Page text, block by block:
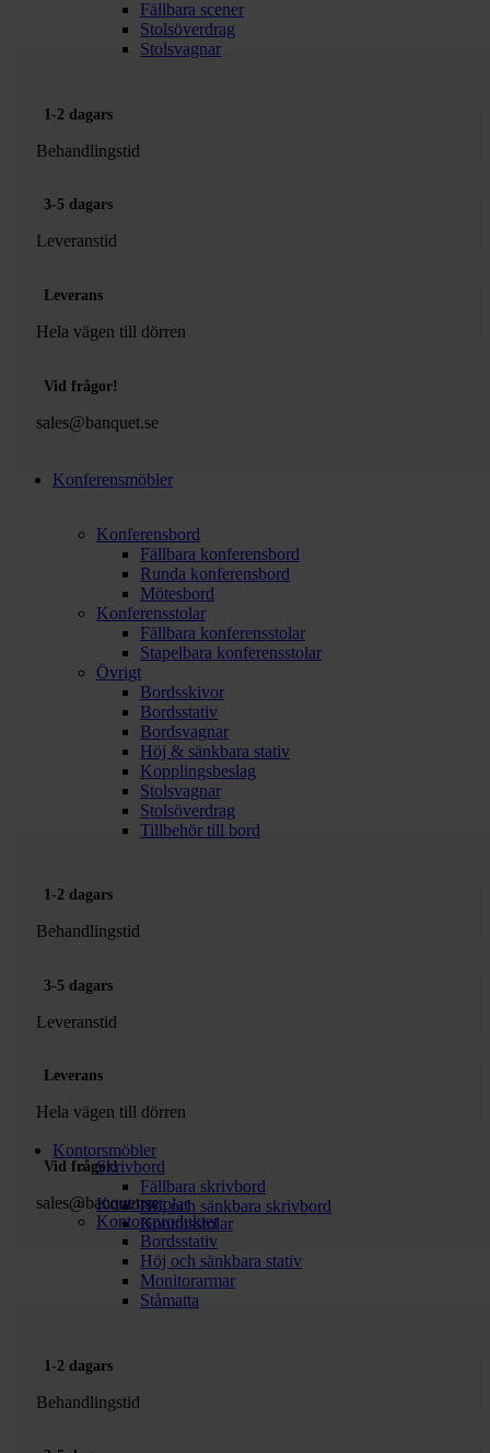
Fällbara scener
Stolsöverdrag
Stolsvagnar
1-2 dagars
Behandlingstid
3-5 dagars
Leveranstid
Leverans
Hela vägen till dörren
Vid frågor!
sales@banquet.se
Konferensmöbler
Konferensbord
Fällbara konferensbord
Runda konferensbord
Mötesbord
Konferensstolar
Fällbara konferensstolar
Stapelbara konferensstolar
Övrigt
Bordsskivor
Bordsstativ
Bordsvagnar
Höj & sänkbara stativ
Kopplingsbeslag
Stolsvagnar
Stolsöverdrag
Tillbehör till bord
1-2 dagars
Behandlingstid
3-5 dagars
Leveranstid
Leverans
Hela vägen till dörren
Vid frågor!
sales@banquet.se
Kontorsmöbler
Skrivbord
Fällbara skrivbord
Höj och sänkbara skrivbord
Kontorsstolar
Kontorsstolar
Kontorsprodukter
Bordsstativ
Höj och sänkbara stativ
Monitorarmar
Ståmatta
1-2 dagars
Behandlingstid